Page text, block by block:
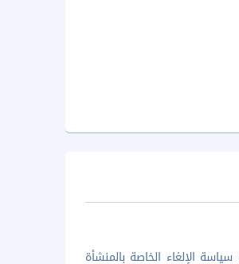
الإلغاء الخاصة بالمنشأة